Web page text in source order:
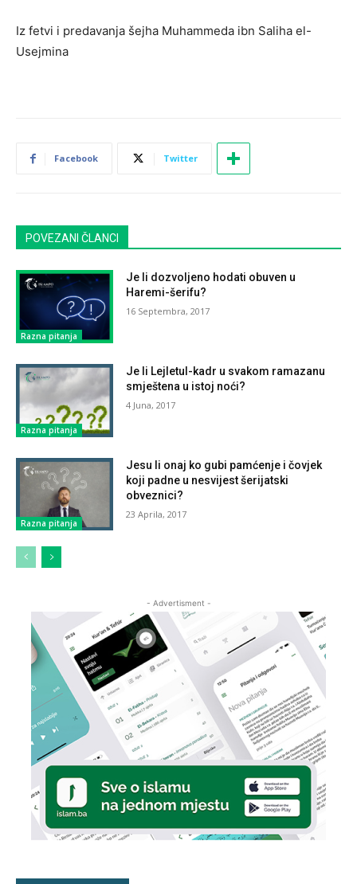
Iz fetvi i predavanja šejha Muhammeda ibn Saliha el-
Usejmina
Facebook Twitter
POVEZANI ČLANCI
Razna pitanja
Je li dozvoljeno hodati obuven u
Haremi-šerifu?
16 Septembra, 2017
Razna pitanja
Je li Lejletul-kadr u svakom ramazanu
smještena u istoj noći?
4 Juna, 2017
Razna pitanja
Jesu li onaj ko gubi pamćenje i čovjek
koji padne u nesvijest šerijatski
obveznici?
23 Aprila, 2017
- Advertisment -